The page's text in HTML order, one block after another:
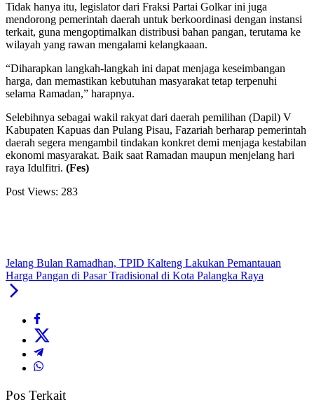
Tidak hanya itu, legislator dari Fraksi Partai Golkar ini juga
mendorong pemerintah daerah untuk berkoordinasi dengan instansi
terkait, guna mengoptimalkan distribusi bahan pangan, terutama ke
wilayah yang rawan mengalami kelangkaaan.
“Diharapkan langkah-langkah ini dapat menjaga keseimbangan
harga, dan memastikan kebutuhan masyarakat tetap terpenuhi
selama Ramadan,” harapnya.
Selebihnya sebagai wakil rakyat dari daerah pemilihan (Dapil) V
Kabupaten Kapuas dan Pulang Pisau, Fazariah berharap pemerintah
daerah segera mengambil tindakan konkret demi menjaga kestabilan
ekonomi masyarakat. Baik saat Ramadan maupun menjelang hari
raya Idulfitri. (Fes)
Post Views: 283
Jelang Bulan Ramadhan, TPID Kalteng Lakukan Pemantauan
Harga Pangan di Pasar Tradisional di Kota Palangka Raya
Pos Terkait